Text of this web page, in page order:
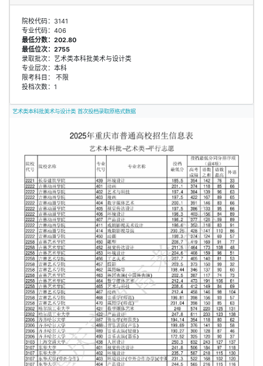
院校代码：3141
专业代码：406
最低分数：202.80
最低位次：2755
录取批次：艺术类本科批美术与设计类
专业层次：本科
限考科目： 不限
投档次数：1
艺术类本科批美术与设计类 首次投档录取原格式数据